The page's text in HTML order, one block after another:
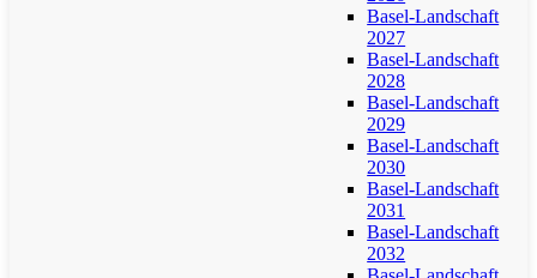
Basel-Landschaft
2027
Basel-Landschaft
2028
Basel-Landschaft
2029
Basel-Landschaft
2030
Basel-Landschaft
2031
Basel-Landschaft
2032